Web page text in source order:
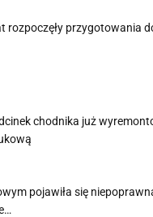
rozpoczęły przygotowania
chodnika już
pojawiła się